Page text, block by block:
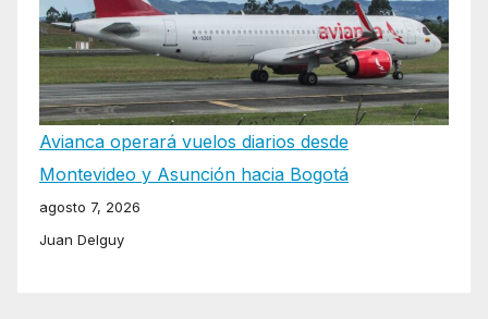
Avianca operará vuelos diarios desde
Montevideo y Asunción hacia Bogotá
agosto 7, 2026
Juan Delguy